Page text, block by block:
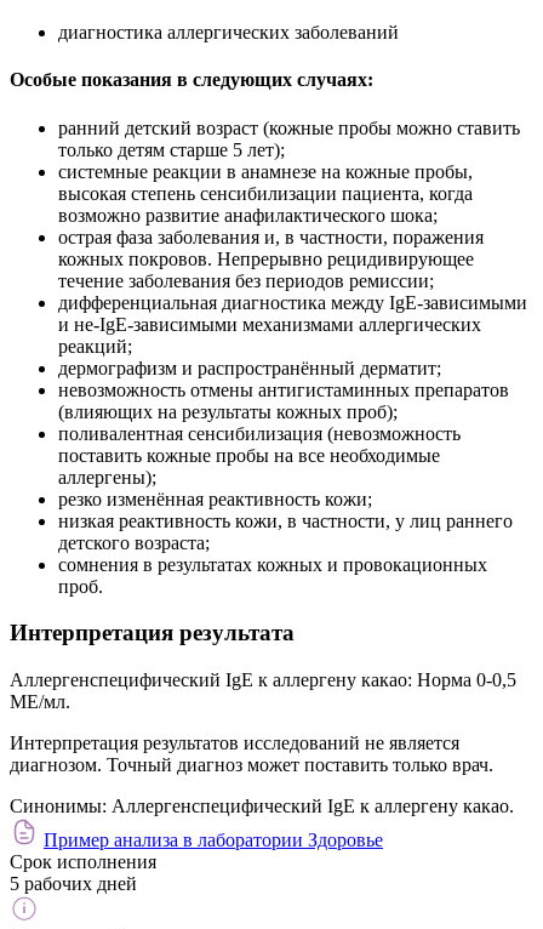
диагностика аллергических заболеваний
Особые показания в следующих случаях:
ранний детский возраст (кожные пробы можно ставить
только детям старше 5 лет);
системные реакции в анамнезе на кожные пробы,
высокая степень сенсибилизации пациента, когда
возможно развитие анафилактического шока;
острая фаза заболевания и, в частности, поражения
кожных покровов. Непрерывно рецидивирующее
течение заболевания без периодов ремиссии;
дифференциальная диагностика между IgE-зависимыми
и не-IgE-зависимыми механизмами аллергических
реакций;
дермографизм и распространённый дерматит;
невозможность отмены антигистаминных препаратов
(влияющих на результаты кожных проб);
поливалентная сенсибилизация (невозможность
поставить кожные пробы на все необходимые
аллергены);
резко изменённая реактивность кожи;
низкая реактивность кожи, в частности, у лиц раннего
детского возраста;
сомнения в результатах кожных и провокационных
проб.
Интерпретация результата
Аллергенспецифический IgE к аллергену какао: Норма 0-0,5
МЕ/мл.
Интерпретация результатов исследований не является
диагнозом. Точный диагноз может поставить только врач.
Синонимы: Аллергенспецифический IgE к аллергену какао.
Пример анализа в лаборатории Здоровье
Срок исполнения
5 рабочих дней